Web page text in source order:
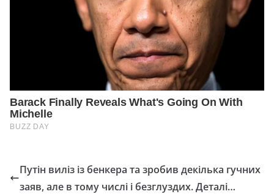
Путін виліз із бенкера та зробив декілька гучних
заяв, але в тому числі і безглуздих. Деталі…